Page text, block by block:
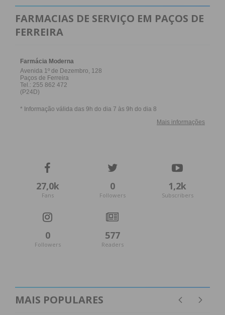
FARMACIAS DE SERVIÇO EM PAÇOS DE
FERREIRA
27,0k
Fans
0
Followers
1,2k
Subscribers
0
Followers
577
Readers
MAIS POPULARES